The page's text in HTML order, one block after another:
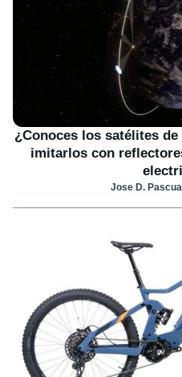
¿Conoces los satélites
imitarlos con
Jose D.